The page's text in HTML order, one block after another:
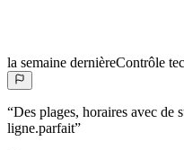
la semaine dernièreContrôle
“Des plages, horaires avec de
ligne.parfait”